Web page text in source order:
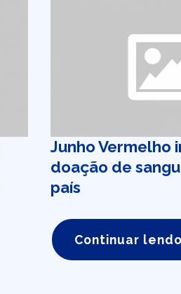
Junho Vermelho
doação de
país
Continuar lendo